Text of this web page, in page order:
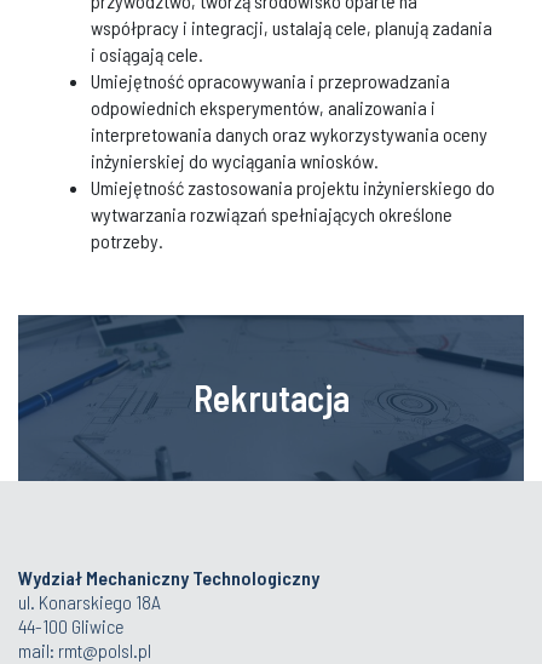
współpracy i integracji, ustalają cele, planują zadania
i osiągają cele.
Umiejętność opracowywania i przeprowadzania
odpowiednich eksperymentów, analizowania i
interpretowania danych oraz wykorzystywania oceny
inżynierskiej do wyciągania wniosków.
Umiejętność zastosowania projektu inżynierskiego do
wytwarzania rozwiązań spełniających określone
potrzeby.
Rekrutacja
Wydział Mechaniczny Technologiczny
ul. Konarskiego 18A
44-100 Gliwice
mail: rmt@polsl.pl